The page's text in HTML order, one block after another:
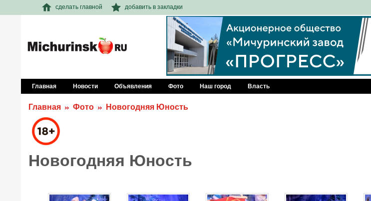
сделать главной добавить в закладки
Главная Новости Объявления Фото Наш город Власть
Главная Фото Новогодняя Юность
Новогодняя Юность